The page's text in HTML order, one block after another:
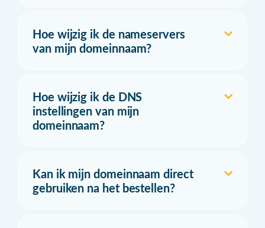
Hoe wijzig ik de nameservers
van mijn domeinnaam?
Hoe wijzig ik de DNS
instellingen van mijn
domeinnaam?
Kan ik mijn domeinnaam direct
gebruiken na het bestellen?